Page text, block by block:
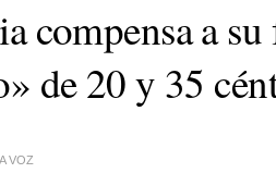
compensa a
de 20 y 35
VOZ